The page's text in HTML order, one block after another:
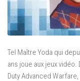
Tel Maître Yoda qui
ans joue aux jeux vidéo.
Duty Advanced